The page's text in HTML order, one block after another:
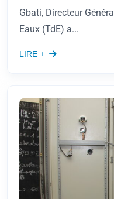
Gbati, Directeur
Eaux (TdE) a...
LIRE +